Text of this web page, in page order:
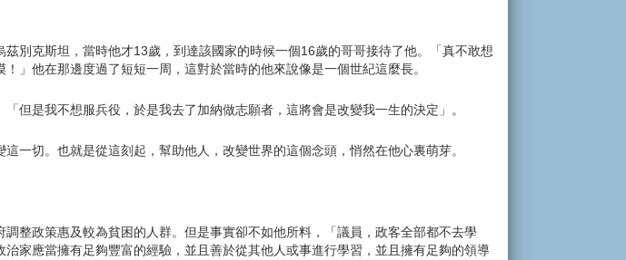
別克斯坦，當時他才13歲，到達該國家的時候一個16歲的哥哥接待了他。「真不敢想
」他在那邊度過了短短一周，這對於當時的他來說像是一個世紀這麼長。
但是我不想服兵役，於是我去了加納做志願者，這將會是改變我一生的決定」。
一切。也就是從這刻起，幫助他人，改變世界的這個念頭，悄然在他心裏萌芽。
整政策惠及較為貧困的人群。但是事實卻不如他所料，「議員，政客全部都不去學
家應當擁有足夠豐富的經驗，並且善於從其他人或事進行學習，並且擁有足夠的領導